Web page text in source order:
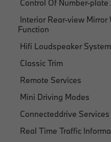
Control Of Number-
Interior Rear-view
Function
Hifi Loudspeaker
Classic Trim
Remote Services
Mini Driving Modes
Connecteddrive Services
Real Time Traffic